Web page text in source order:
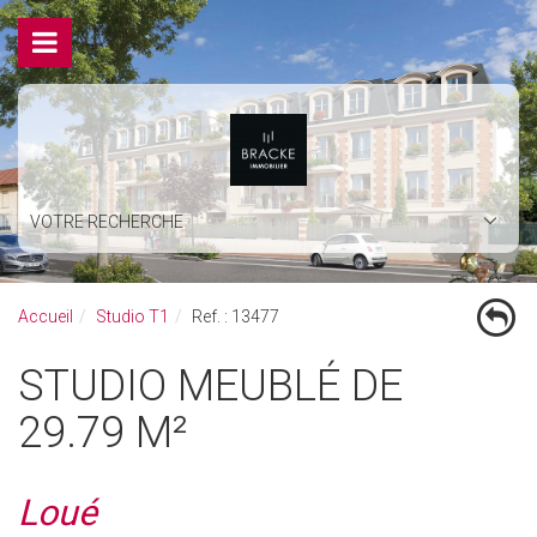
VOTRE RECHERCHE
Accueil Studio T1 Ref. : 13477
STUDIO MEUBLÉ DE
29.79 M²
Loué